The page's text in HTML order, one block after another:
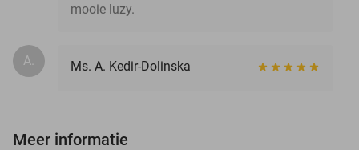
mooie luzy.
A. Ms. A. Kedir-Dolinska
Meer informatie